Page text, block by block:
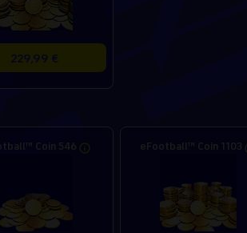
229,99 €
Coin 546 eFootball™ Coin 1103